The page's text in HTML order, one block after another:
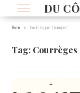
DU
Home Posts Tagged "Courrèges"
Tag: Courrèges